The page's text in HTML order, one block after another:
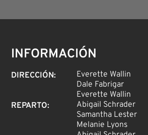
INFORMACIÓN
DIRECCIÓN:
Everette Wallin
Dale Fabrigar
Everette Wallin
REPARTO:
Abigail Schrader
Samantha Lester
Melanie Lyons